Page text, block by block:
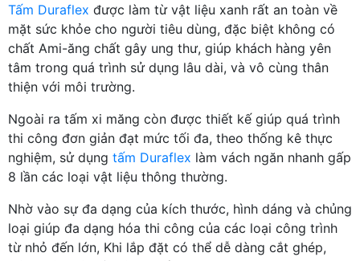
Tấm Duraflex được làm từ vật liệu xanh rất an toàn về
mặt sức khỏe cho người tiêu dùng, đặc biệt không có
chất Ami-ăng chất gây ung thư, giúp khách hàng yên
tâm trong quá trình sử dụng lâu dài, và vô cùng thân
thiện với môi trường.
Ngoài ra tấm xi măng còn được thiết kế giúp quá trình
thi công đơn giản đạt mức tối đa, theo thống kê thực
nghiệm, sử dụng tấm Duraflex làm vách ngăn nhanh gấp
8 lần các loại vật liệu thông thường.
Nhờ vào sự đa dạng của kích thước, hình dáng và chủng
loại giúp đa dạng hóa thi công của các loại công trình
từ nhỏ đến lớn, Khi lắp đặt có thể dễ dàng cắt ghép,